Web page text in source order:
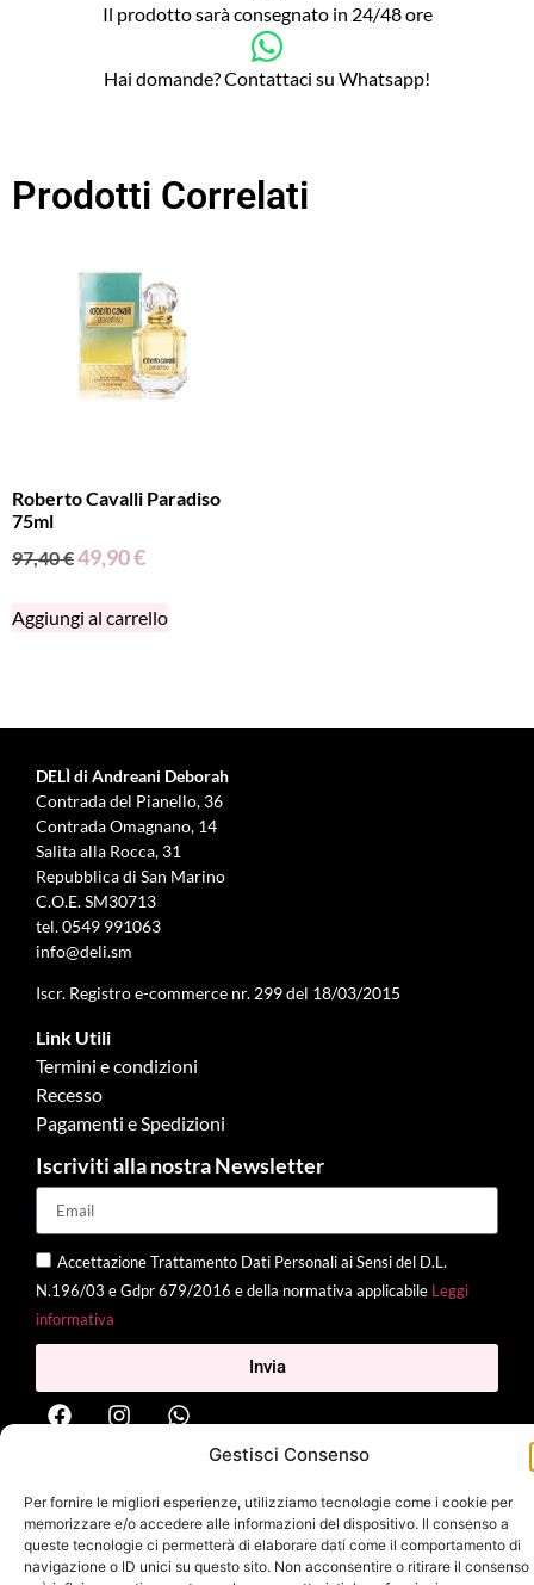
Gestisci Consenso
Per fornire le migliori esperienze, utilizziamo tecnologie come i cookie per
memorizzare e/o accedere alle informazioni del dispositivo. Il consenso a
queste tecnologie ci permetterà di elaborare dati come il comportamento di
navigazione o ID unici su questo sito. Non acconsentire o ritirare il consenso
Il prodotto sarà consegnato in 24/48 ore
Hai domande? Contattaci su Whatsapp!
Prodotti Correlati
Roberto Cavalli Paradiso
75ml
97,40€49,90€
Aggiungi al carrello
DELÌ di Andreani Deborah
Contrada del Pianello, 36
Contrada Omagnano, 14
Salita alla Rocca, 31
Repubblica di San Marino
C.O.E. SM30713
tel.0549 991063
info@deli.sm
Iscr. Registro e-commerce nr. 299 del 18/03/2015
Link Utili
Termini e condizioni
Recesso
Pagamenti e Spedizioni
Iscriviti alla nostra Newsletter
Accettazione Trattamento Dati Personali ai Sensi del D.L.
N.196/03 e Gdpr 679/2016 e della normativa applicabile Leggi
informativa
Invia
Mina